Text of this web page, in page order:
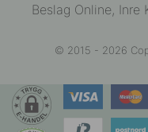
Beslag Online,
© 2015 - 2026